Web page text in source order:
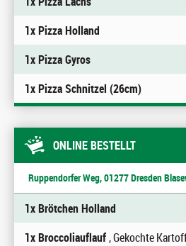
1x Pizza Holland
1x Pizza Gyros
1x Pizza Schnitzel (26cm)
ONLINE BESTELLT
Ruppendorfer Weg, 01277 Dresden
1x Brötchen Holland
1x Broccoliauflauf, Gekochte